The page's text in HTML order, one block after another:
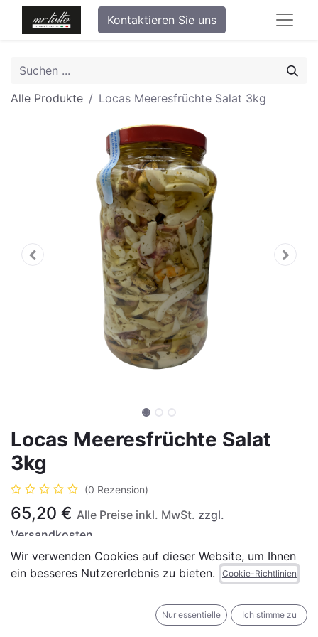
Kontaktieren Sie uns
Alle Produkte Locas Meeresfrüchte Salat 3kg
Locas Meeresfrüchte Salat
3kg
(0 Rezension)
65,20 € Alle Preise inkl. MwSt. zzgl.
Versandkosten
IN DEN WARENKORB JETZT KAUFEN
Wir verwenden Cookies auf dieser Website, um Ihnen
ein besseres Nutzererlebnis zu bieten.
Cookie-Richtlinien
Nur essentielle Ich stimme zu